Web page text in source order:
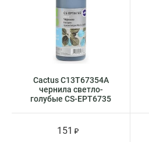
Cactus C13T67354A
чернила светло-
голубые CS-EPT6735
151